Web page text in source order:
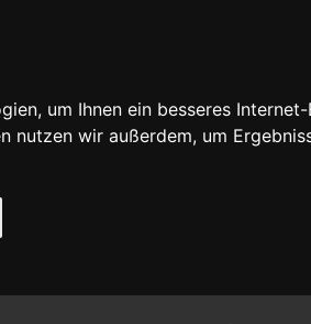
um Ihnen ein besseres
nutzen wir außerdem, um